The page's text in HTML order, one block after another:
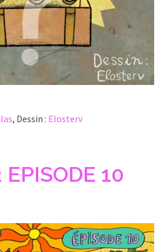
, Dessin : Elosterv
10